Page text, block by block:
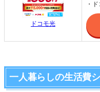
ドコモ光
・
一人暮らしの生活費